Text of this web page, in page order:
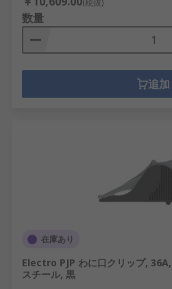
(税抜)
数量
追加
在庫あり
Electro PJP わに口クリップ,
スチール, 黒